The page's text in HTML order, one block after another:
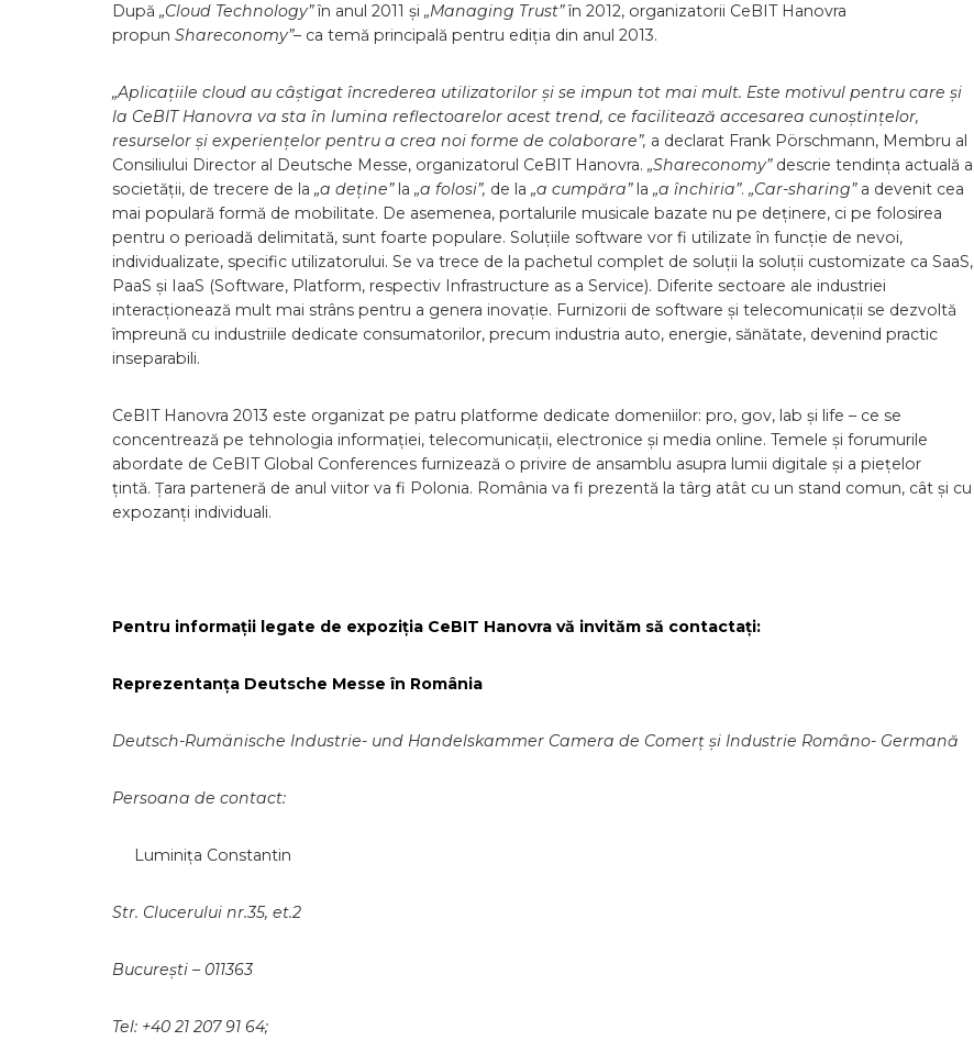
După „Cloud Technology”în anul 2011 și „Managing Trust”în 2012, organizatorii CeBIT Hanovra
propun Shareconomy”– ca temă principală pentru ediția din anul 2013.
„Aplicațiile cloud au câștigat încrederea utilizatorilor și se impun tot mai mult. Este motivul pentru care și
la CeBIT Hanovra va sta în lumina reflectoarelor acest trend, ce facilitează accesarea cunoștințelor,
resurselor și experiențelor pentru a crea noi forme de colaborare”, a declarat Frank Pörschmann, Membru al
Consiliului Director al Deutsche Messe, organizatorul CeBIT Hanovra. „Shareconomy” descrie tendința actuală a
societății, de trecere de la „a deține” la „a folosi”, de la „a cumpăra” la „a închiria”. „Car-sharing” a devenit cea
mai populară formă de mobilitate. De asemenea, portalurile musicale bazate nu pe deținere, ci pe folosirea
pentru o perioadă delimitată, sunt foarte populare. Soluțiile software vor fi utilizate în funcție de nevoi,
individualizate, specific utilizatorului. Se va trece de la pachetul complet de soluții la soluții customizate ca SaaS,
PaaS și IaaS (Software, Platform, respectiv Infrastructure as a Service). Diferite sectoare ale industriei
interacționează mult mai strâns pentru a genera inovație. Furnizorii de software și telecomunicații se dezvoltă
împreună cu industriile dedicate consumatorilor, precum industria auto, energie, sănătate, devenind practic
inseparabili.
CeBIT Hanovra 2013 este organizat pe patru platforme dedicate domeniilor: pro, gov, lab și life – ce se
concentrează pe tehnologia informației, telecomunicații, electronice și media online. Temele și forumurile
abordate de CeBIT Global Conferences furnizează o privire de ansamblu asupra lumii digitale și a piețelor
țintă. Țara parteneră de anul viitor va fi Polonia. România va fi prezentă la târg atât cu un stand comun, cât și cu
expozanți individuali.
Pentru informații legate de expoziția CeBIT Hanovra vă invităm să contactați:
Reprezentanța Deutsche Messe în România
Deutsch-Rumänische Industrie- und Handelskammer Camera de Comerț și Industrie Româno- Germană
Persoana de contact:
Luminița Constantin
Str. Clucerului nr.35, et.2
București – 011363
Tel: +40 21 207 91 64;